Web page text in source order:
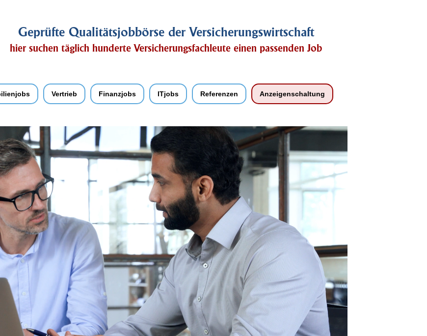
Geprüfte Qualitätsjobbörse der Versicherungswirtschaft
hier suchen täglich hunderte Versicherungsfachleute einen passenden Job
Vertrieb Finanzjobs ITjobs Referenzen Anzeigenschaltung